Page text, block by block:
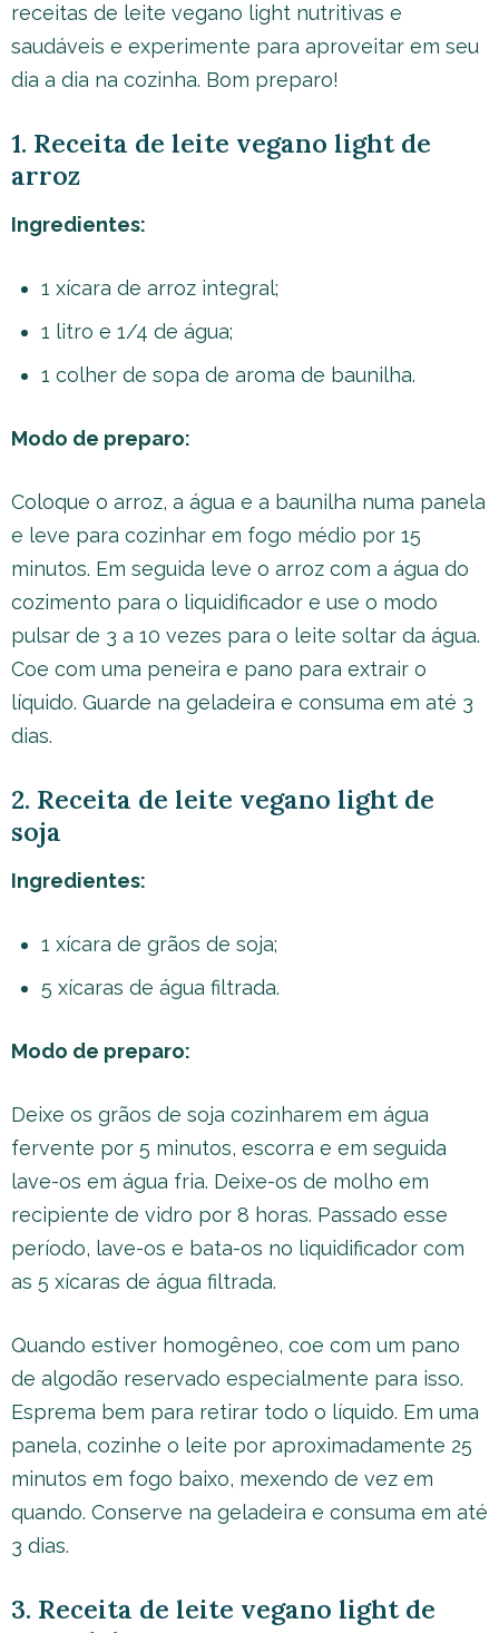
receitas de leite vegano light nutritivas e
saudáveis e experimente para aproveitar em seu
dia a dia na cozinha. Bom preparo!
1. Receita de leite vegano light de
arroz
Ingredientes:
1 xícara de arroz integral;
1 litro e 1/4 de água;
1 colher de sopa de aroma de baunilha.
Modo de preparo:
Coloque o arroz, a água e a baunilha numa panela
e leve para cozinhar em fogo médio por 15
minutos. Em seguida leve o arroz com a água do
cozimento para o liquidificador e use o modo
pulsar de 3 a 10 vezes para o leite soltar da água.
Coe com uma peneira e pano para extrair o
líquido. Guarde na geladeira e consuma em até 3
dias.
2. Receita de leite vegano light de
soja
Ingredientes:
1 xícara de grãos de soja;
5 xícaras de água filtrada.
Modo de preparo:
Deixe os grãos de soja cozinharem em água
fervente por 5 minutos, escorra e em seguida
lave-os em água fria. Deixe-os de molho em
recipiente de vidro por 8 horas. Passado esse
período, lave-os e bata-os no liquidificador com
as 5 xícaras de água filtrada.
Quando estiver homogêneo, coe com um pano
de algodão reservado especialmente para isso.
Esprema bem para retirar todo o líquido. Em uma
panela, cozinhe o leite por aproximadamente 25
minutos em fogo baixo, mexendo de vez em
quando. Conserve na geladeira e consuma em até
3 dias.
3. Receita de leite vegano light de